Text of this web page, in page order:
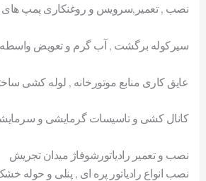
نصب , تعمیر,سرویس و روغنکاری پمپ های
سیرکوله برگشت , آب گرم و تعویض واسطه
عایق کاری منابع موتورخانه , لوله کشی
کانال کشی و تاسیسات گرمایشی و
نصب و تعمیر رادیاتورشوفاژ میدان تجریش
نصب انواع رادیاتور پره ای , پنلی و حوله